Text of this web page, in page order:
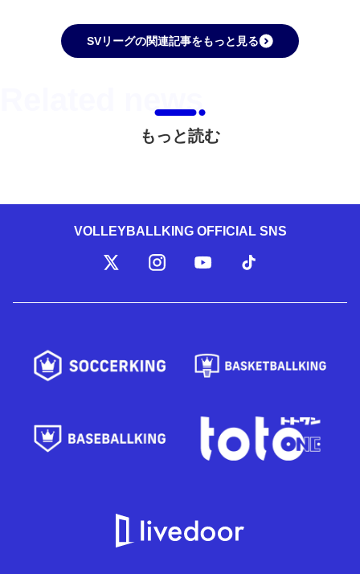
SVリーグの関連記事をもっと見る
もっと読む
VOLLEYBALLKING OFFICIAL SNS